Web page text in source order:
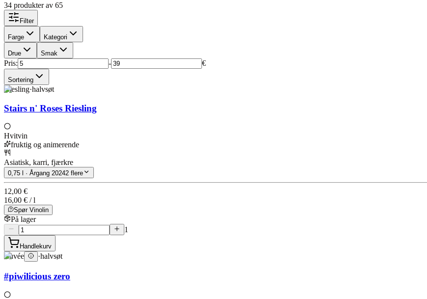
34 produkter av 65
Filter
Farge Kategori
Drue Smak
Pris: - €
Sortering
Riesling·halvsøt
Stairs n' Roses Riesling
Hvitvin
fruktig og animerende
Asiatisk, karri, fjærkre
0,75 l · Årgang 20242 flere
12,00 €
16,00 € / l
Spør Vinolin
På lager
1
Handlekurv
Cuvée ·halvsøt
#piwilicious zero